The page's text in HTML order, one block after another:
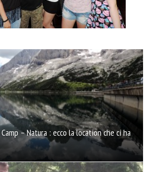
– Natura : ecco la location che ci ha